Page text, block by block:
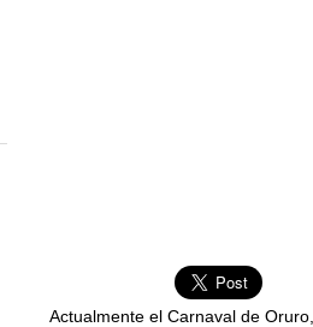
Actualmente el Carnaval de